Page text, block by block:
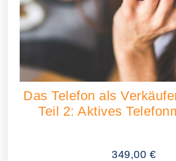
Das Telefon als
Teil 2: Aktives
349,00 €